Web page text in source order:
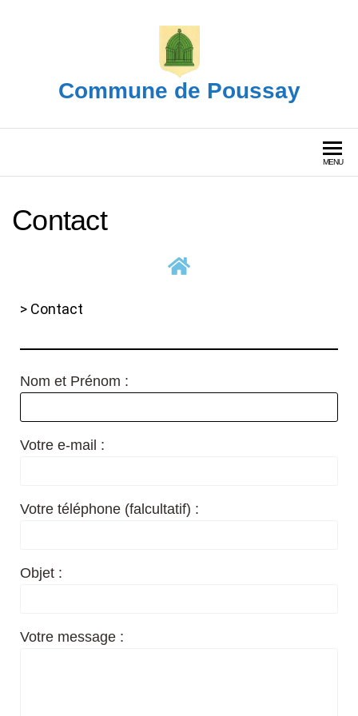
Commune de Poussay
MENU
Contact
> Contact
Nom et Prénom :
Votre e-mail :
Votre téléphone (falcultatif) :
Objet :
Votre message :